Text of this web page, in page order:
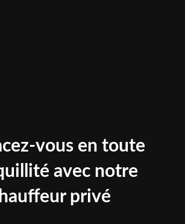
vous en toute
avec notre
privé